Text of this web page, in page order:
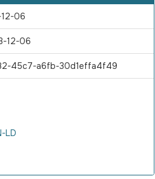
06
12-06
45c7-a6fb-30d1effa4f49
LD